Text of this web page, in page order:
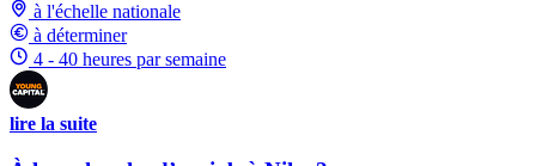
à l'échelle nationale
à déterminer
4 - 40 heures par semaine
lire la suite